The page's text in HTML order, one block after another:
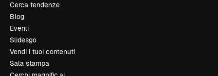
Cerca tendenze
Blog
Eventi
Slidesgo
Vendi i tuoi contenuti
Sala stampa